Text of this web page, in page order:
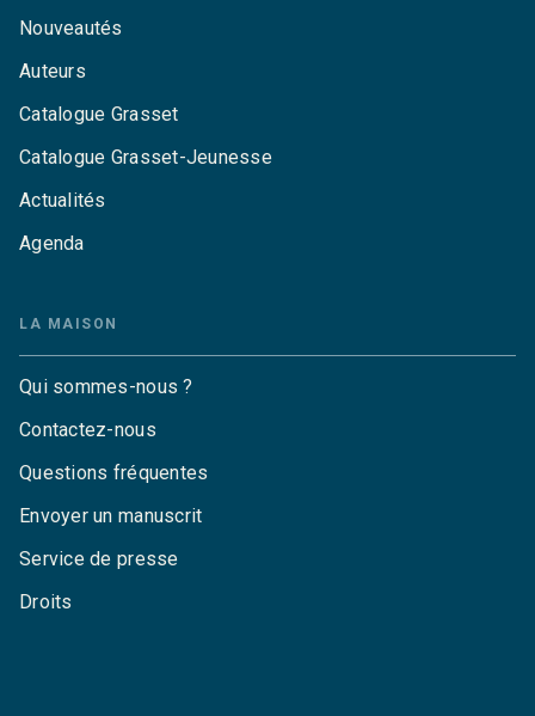
Nouveautés
Auteurs
Catalogue Grasset
Catalogue Grasset-Jeunesse
Actualités
Agenda
LA MAISON
Qui sommes-nous ?
Contactez-nous
Questions fréquentes
Envoyer un manuscrit
Service de presse
Droits